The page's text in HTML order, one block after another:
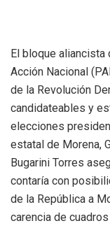
El bloque
Acción Nacional
de la Revolución
candidateables y
elecciones
estatal de Morena,
Bugarini Torres
contaría con
de la República a
carencia de